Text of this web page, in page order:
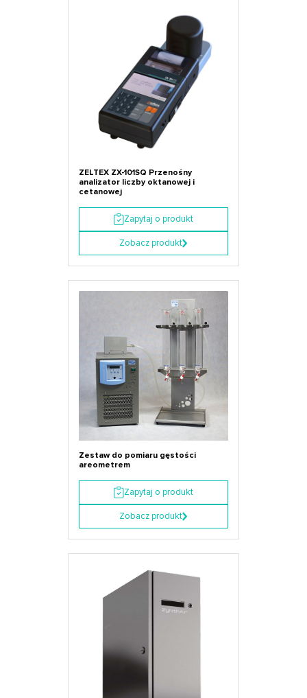
ZELTEX ZX-101SQ Przenośny
analizator liczby oktanowej i
cetanowej
Zapytaj o produkt
Zobacz produkt
Zestaw do pomiaru gęstości
areometrem
Zapytaj o produkt
Zobacz produkt